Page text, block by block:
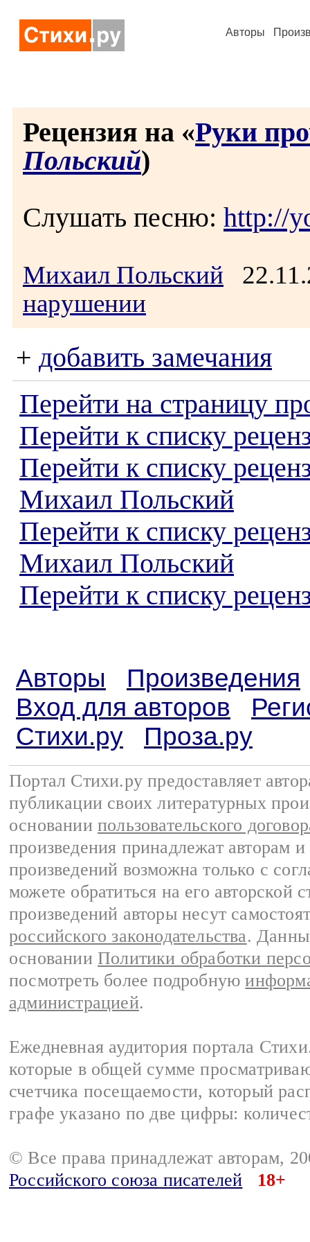
Авторы
Рецензия на «Руки
Польский)
Слушать песню: http://
Михаил Польский
нарушении
+ добавить замечания
Перейти на страницу
Перейти к списку
Перейти к списку
Михаил Польский
Перейти к списку
Михаил Польский
Перейти к списку
Авторы
Произведения
Вход для авторов
Стихи.ру
Проза.ру
Портал Стихи.ру предоставляет
публикации своих литературных
основании пользовательского
произведения принадлежат авторам
произведений возможна только с
можете обратиться на его авторской
произведений авторы несут
российского законодательства.
основании Политики обработки
посмотреть более подробную
администрацией.
Ежедневная аудитория портала
которые в общей сумме
счетчика посещаемости, который
графе указано по две цифры:
© Все права принадлежат авторам,
Российского союза писателей
18+